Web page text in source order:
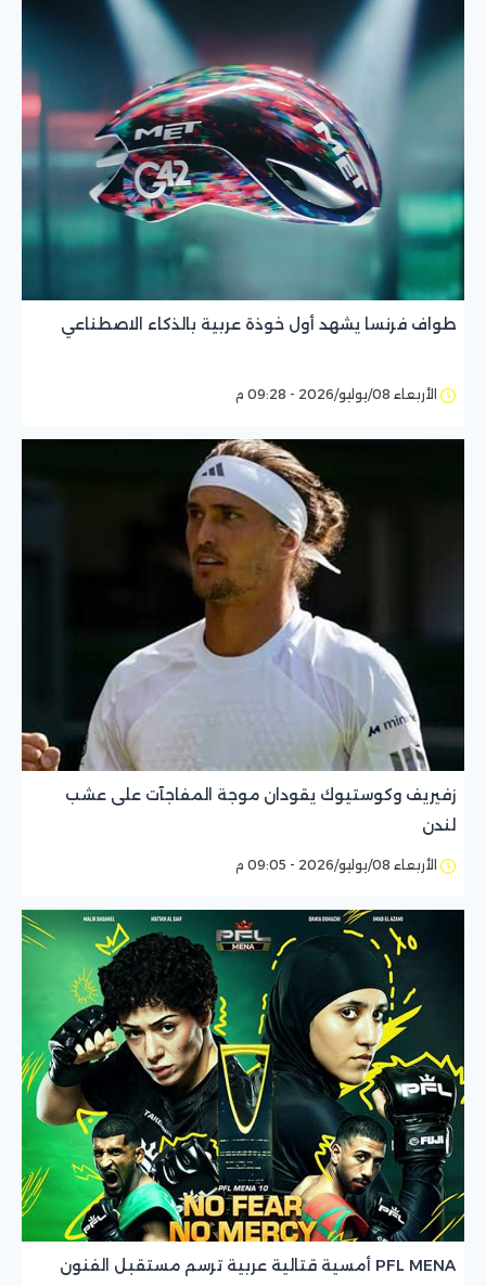
طواف فرنسا يشهد أول خوذة عربية بالذكاء الاصطناعي
الأربعاء 08/يوليو/2026 - 09:28 م
زفيريف وكوستيوك يقودان موجة المفاجآت على عشب
لندن
الأربعاء 08/يوليو/2026 - 09:05 م
PFL MENA أمسية قتالية عربية ترسم مستقبل الفنون